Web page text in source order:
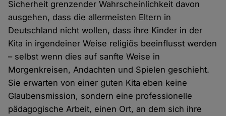
Sicherheit grenzender Wahrscheinlichkeit davon
ausgehen, dass die allermeisten Eltern in
Deutschland nicht wollen, dass ihre Kinder in der
Kita in irgendeiner Weise religiös beeinflusst werden
– selbst wenn dies auf sanfte Weise in
Morgenkreisen, Andachten und Spielen geschieht.
Sie erwarten von einer guten Kita eben keine
Glaubensmission, sondern eine professionelle
pädagogische Arbeit, einen Ort, an dem sich ihre